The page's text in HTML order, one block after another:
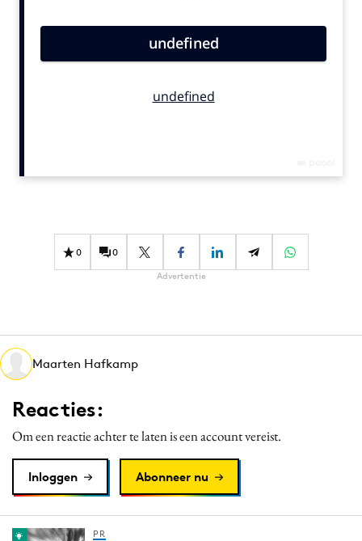
Carriere
Diversiteit
Interne communicatie
Martech
Media
Merkstrategie
PR
Purpose Marketing
Reputatie & crisis
0 0
Advertentie
Maarten Hafkamp
Reacties:
Om een reactie achter te laten is een account vereist.
Inloggen Abonneer nu
PR